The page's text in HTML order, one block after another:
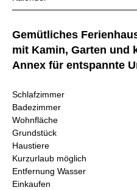
Gemütliches
mit Kamin, Garten und
Annex für entspannte
Schlafzimmer
Badezimmer
Wohnfläche
Grundstück
Haustiere
Kurzurlaub möglich
Entfernung Wasser
Einkaufen